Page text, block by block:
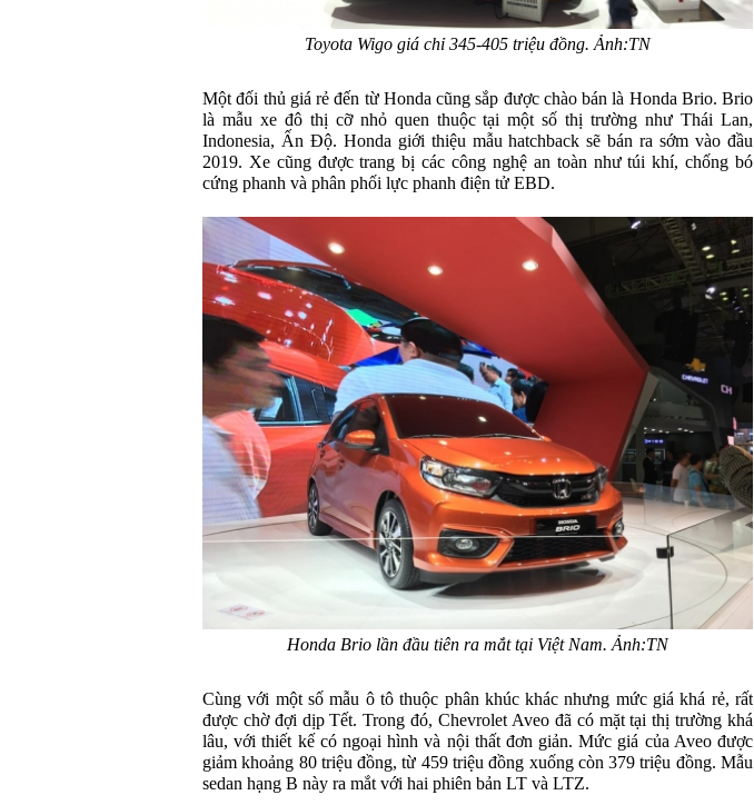
Toyota Wigo giá chỉ 345-405 triệu đồng. Ảnh:TN
Một đối thủ giá rẻ đến từ Honda cũng sắp được chào bán là Honda Brio. Brio
là mẫu xe đô thị cỡ nhỏ quen thuộc tại một số thị trường như Thái Lan,
Indonesia, Ấn Độ. Honda giới thiệu mẫu hatchback sẽ bán ra sớm vào đầu
2019. Xe cũng được trang bị các công nghệ an toàn như túi khí, chống bó
cứng phanh và phân phối lực phanh điện tử EBD.
Honda Brio lần đầu tiên ra mắt tại Việt Nam. Ảnh:TN
Cùng với một số mẫu ô tô thuộc phân khúc khác nhưng mức giá khá rẻ, rất
được chờ đợi dịp Tết. Trong đó, Chevrolet Aveo đã có mặt tại thị trường khá
lâu, với thiết kế có ngoại hình và nội thất đơn giản. Mức giá của Aveo được
giảm khoảng 80 triệu đồng, từ 459 triệu đồng xuống còn 379 triệu đồng. Mẫu
sedan hạng B này ra mắt với hai phiên bản LT và LTZ.